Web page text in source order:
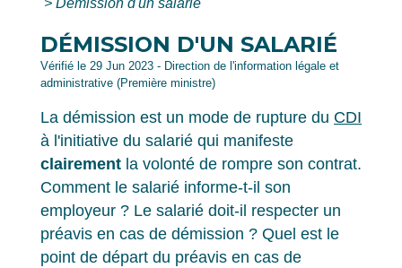
> Démission d'un salarié
DÉMISSION D'UN SALARIÉ
Vérifié le 29 Jun 2023 - Direction de l'information légale et
administrative (Première ministre)
La démission est un mode de rupture du CDI
à l'initiative du salarié qui manifeste
clairement la volonté de rompre son contrat.
Comment le salarié informe-t-il son
employeur ? Le salarié doit-il respecter un
préavis en cas de démission ? Quel est le
point de départ du préavis en cas de